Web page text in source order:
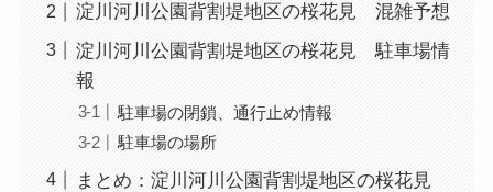
淀川河川公園背割堤地区の桜花見 混雑予想
淀川河川公園背割堤地区の桜花見 駐車場情
報
駐車場の閉鎖、通行止め情報
駐車場の場所
まとめ：淀川河川公園背割堤地区の桜花見